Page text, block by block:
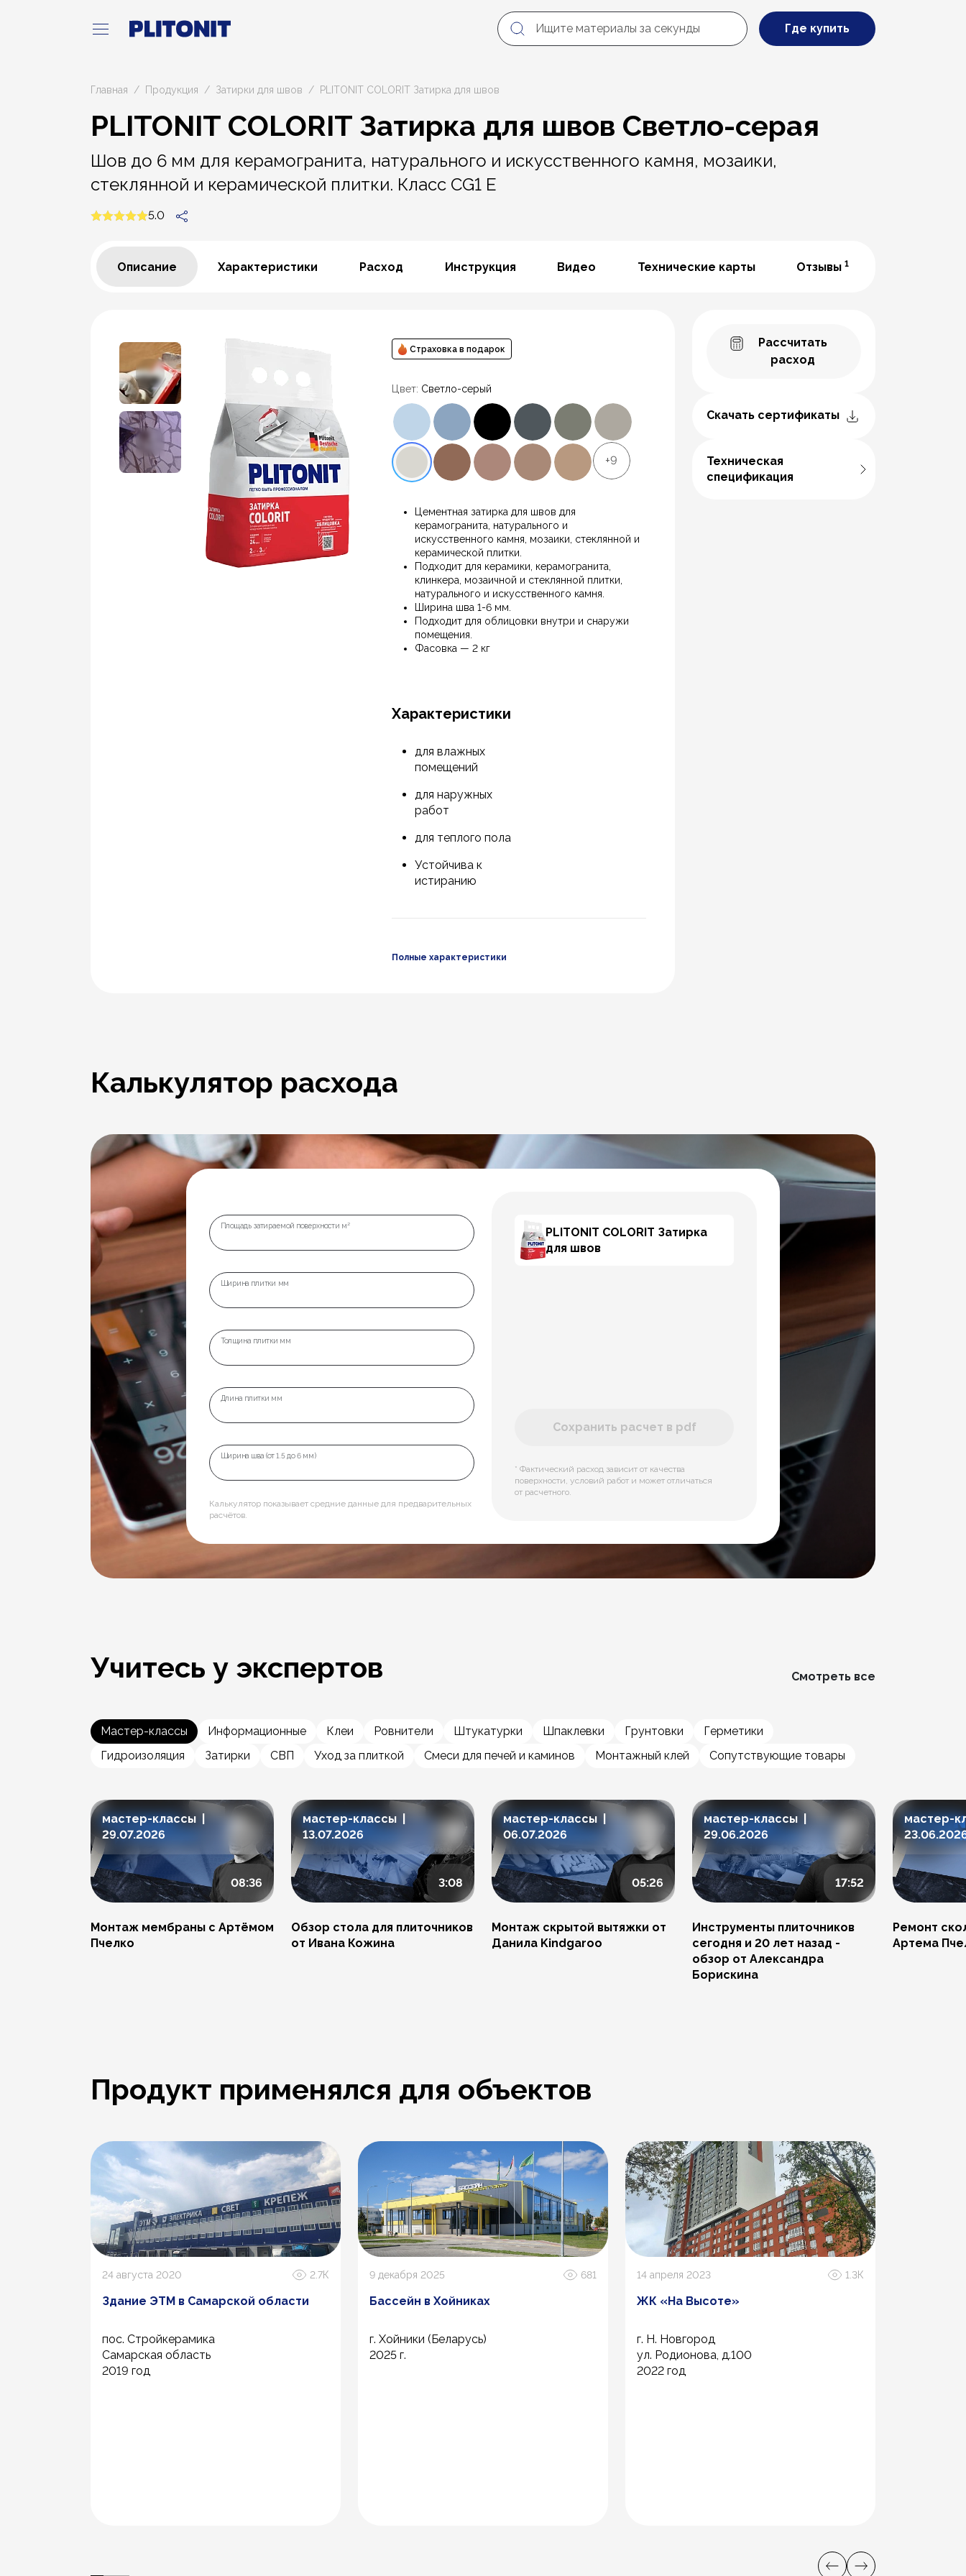
Где купить
Главная Продукция Затирки для швов PLITONIT COLORIT Затирка для швов
PLITONIT COLORIT Затирка для швов Светло-серая
Шов до 6 мм для керамогранита, натурального и искусственного камня, мозаики,
стеклянной и керамической плитки. Класс CG1 E
5.0
Описание Характеристики Расход Инструкция Видео Технические карты Отзывы1
Страховка в подарок
Цвет: Светло-серый
+9
Цементная затирка для швов для
керамогранита, натурального и
искусственного камня, мозаики, стеклянной и
керамической плитки.
Подходит для керамики, керамогранита,
клинкера, мозаичной и стеклянной плитки,
натурального и искусственного камня.
Ширина шва 1-6 мм.
Подходит для облицовки внутри и снаружи
помещения.
Фасовка — 2 кг
Характеристики
для влажных
помещений
для наружных
работ
для теплого пола
Устойчива к
истиранию
Полные характеристики
Рассчитать
расход
Скачать сертификаты
Техническая
спецификация
Калькулятор расхода
Площадь затираемой поверхности м²
Ширина плитки мм
Толщина плитки мм
Длина плитки мм
Ширина шва (от 1.5 до 6 мм)
Калькулятор показывает средние данные для предварительных
расчётов.
PLITONIT COLORIT Затирка
для швов
Сохранить расчет в pdf
* Фактический расход зависит от качества
поверхности, условий работ и может отличаться
от расчетного.
Учитесь у экспертов Смотреть все
Мастер-классы Информационные Клеи Ровнители Штукатурки Шпаклевки Грунтовки
Герметики
Гидроизоляция
Затирки СВП Уход за плиткой Смеси для печей и каминов Монтажный клей Сопутствующие товары
мастер-классы |
29.07.2026
08:36
Монтаж мембраны с Артёмом
Пчелко
мастер-классы |
13.07.2026
3:08
Обзор стола для плиточников
от Ивана Кожина
мастер-классы |
06.07.2026
05:26
Монтаж скрытой вытяжки от
Данила Kindgaroo
мастер-классы |
29.06.2026
17:52
Инструменты плиточников
сегодня и 20 лет назад -
обзор от Александра
Борискина
мастер-
Ремонт
Артема
Продукт применялся для объектов
24 августа 2020 2.7К
Здание ЭТМ в Самарской области
пос. Стройкерамика
Самарская область
2019 год
9 декабря 2025 681
Бассейн в Хойниках
г. Хойники (Беларусь)
2025 г.
14 апреля 2023 1.3К
ЖК «На Высоте»
г. Н. Новгород
ул. Родионова, д.100
2022 год